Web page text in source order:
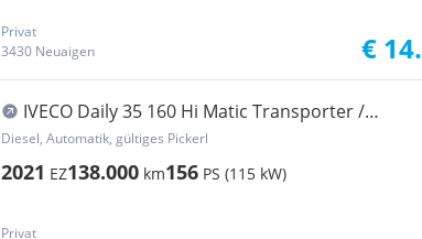
Privat
3430 Neuaigen
€
IVECO Daily 35 160 Hi Matic Transporter /
Kastenwagen
Diesel, Automatik, gültiges Pickerl
2021 EZ138.000 km156 PS (115 kW)
Privat